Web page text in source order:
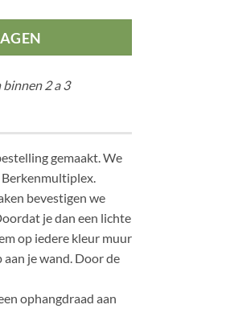
2 a 3
gemaakt. We
bevestigen we
je dan een lichte
op iedere kleur muur
je wand. Door de
ophangdraad aan